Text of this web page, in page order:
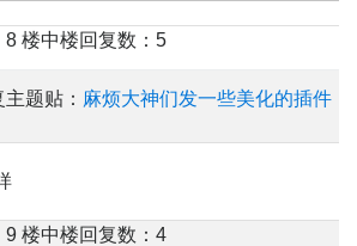
8 楼中楼回复数：5
题贴： 麻烦大神们发一些美化的插件
9 楼中楼回复数：4